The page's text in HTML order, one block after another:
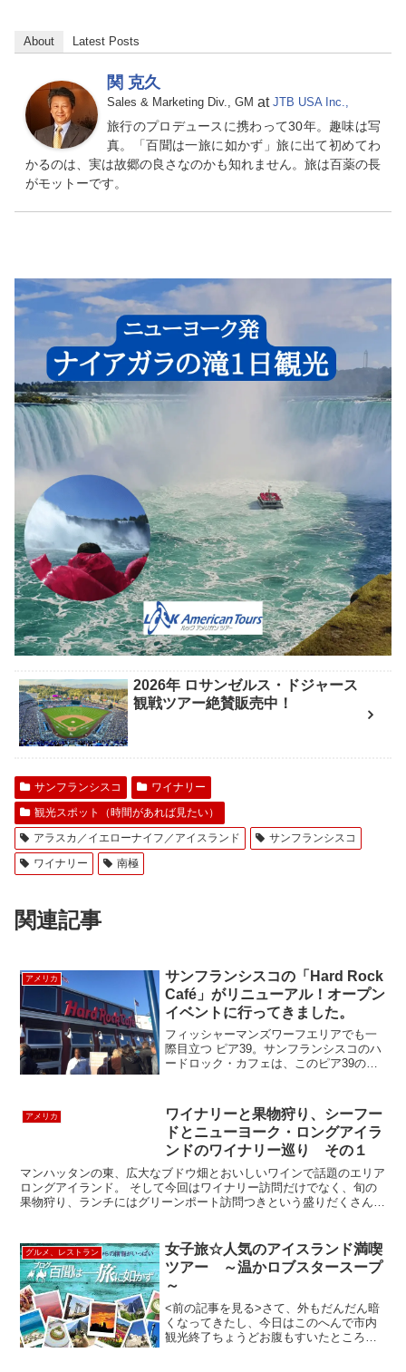
About Latest Posts
関 克久
Sales & Marketing Div., GM at JTB USA Inc.,
旅行のプロデュースに携わって30年。趣味は写
真。「百聞は一旅に如かず」旅に出て初めてわ
かるのは、実は故郷の良さなのかも知れません。旅は百薬の長
がモットーです。
2026年 ロサンゼルス・ドジャース
観戦ツアー絶賛販売中！
サンフランシスコ
ワイナリー
観光スポット（時間があれば見たい）
アラスカ／イエローナイフ／アイスランド
サンフランシスコ
ワイナリー
南極
関連記事
アメリカ
サンフランシスコの「Hard Rock
Café」がリニューアル！オープン
イベントに行ってきました。
フィッシャーマンズワーフエリアでも一
際目立つ ピア39。サンフランシスコのハ
ードロック・カフェは、このピア39の入
リース・イベントに参加してきました。
レストランのエント...
アメリカ
ワイナリーと果物狩り、シーフー
ドとニューヨーク・ロングアイラ
ンドのワイナリー巡り その１
マンハッタンの東、広大なブドウ畑とおいしいワインで話題のエリア
ロングアイランド。 そして今回はワイナリー訪問だけでなく、旬の
果物狩り、ランチにはグリーンポート訪問つきという盛りだくさんな
グルメ、レストラン
女子旅☆人気のアイスランド満喫
ツアー ～温かロブスタースープ
～
<前の記事を見る>さて、外もだんだん暗
くなってきたし、今日はこのへんで市内
観光終了ちょうどお腹もすいたところ